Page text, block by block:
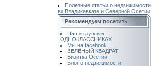
Полезные статьи о недвижимости
во Владикавказе и Северной Осетии
Рекомендуем посетить
Наша группа в
ОДНОКЛАССНИКАХ
Мы на facebook
ЗЕЛЁНЫЙ КВАДРАТ
Визитка Осетии
Блог о недвижимости